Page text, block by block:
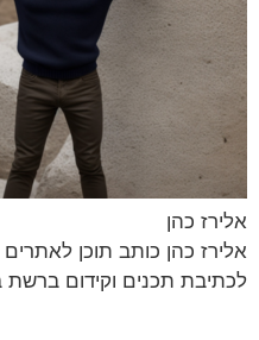
אלירז כהן
לכתיבת תכנים וקידום ברשת